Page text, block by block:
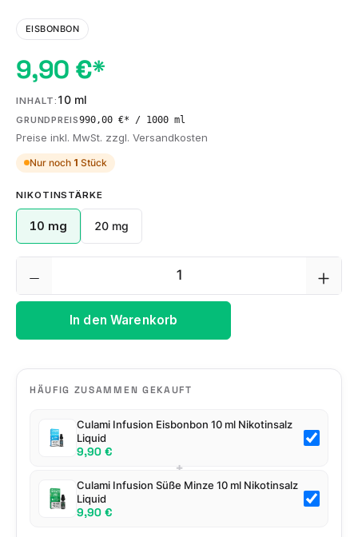
EISBONBON
9,90 €*
INHALT: 10 ml
GRUNDPREIS990,00 €* / 1000 ml
Preise inkl. MwSt. zzgl. Versandkosten
Nur noch 1 Stück
NIKOTINSTÄRKE
10 mg 20 mg
Produkt Anzahl: Gib den
In den Warenkorb
HÄUFIG ZUSAMMEN GEKAUFT
Culami Infusion Eisbonbon 10 ml Nikotinsalz
Liquid
9,90 €
+
Culami Infusion Süße Minze 10 ml Nikotinsalz
Liquid
9,90 €